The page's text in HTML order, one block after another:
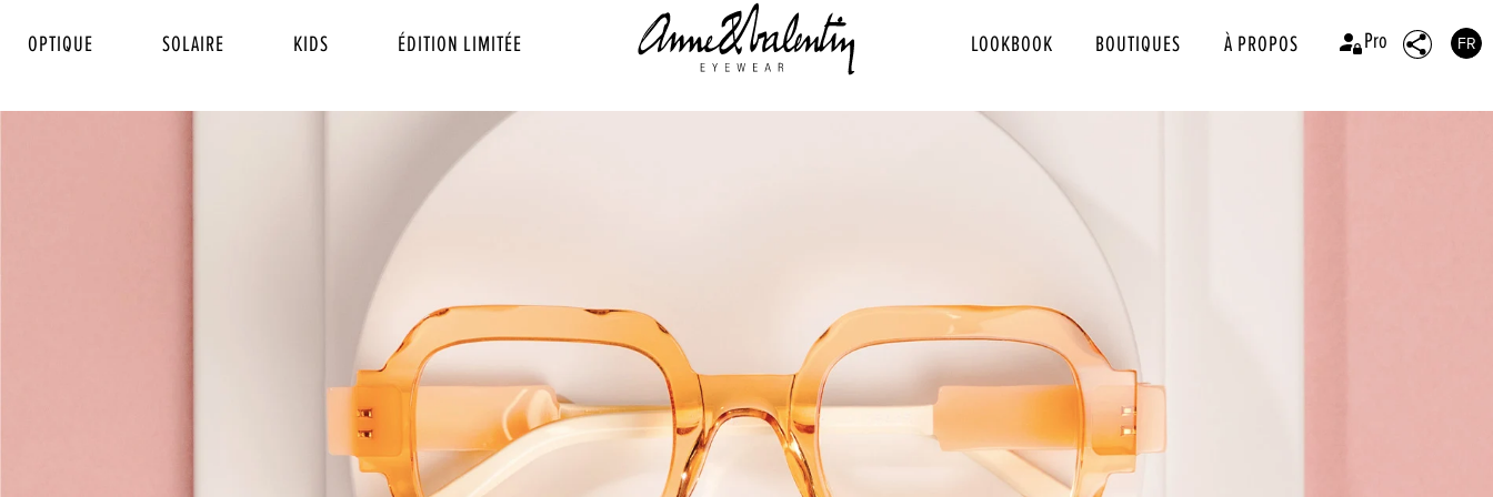
OPTIQUE SOLAIRE KIDS ÉDITION LIMITÉE LOOKBOOK BOUTIQUES À PROPOS Pro FR